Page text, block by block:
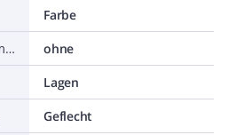
Farbe
Schirm über Verseilelement
ohne
Lagen
Geflecht